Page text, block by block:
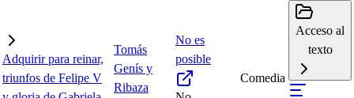
Adquirir para reinar,
triunfos de Felipe V
Tomás
Genís y
Ribaza
No es
posible
Comedia
Acceso al
texto